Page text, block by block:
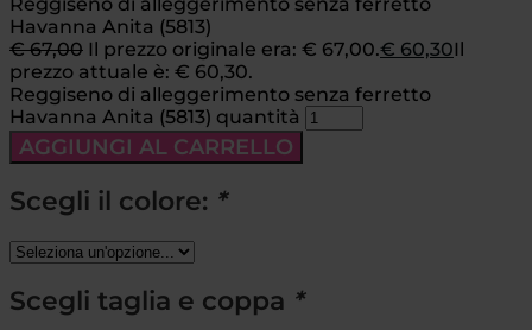
Havanna Anita (5813)
€67,00 Il prezzo originale era: € 67,00.€ 60,30Il
prezzo attuale è: € 60,30.
Reggiseno di alleggerimento senza ferretto
Havanna Anita (5813) quantità
AGGIUNGI AL CARRELLO
Scegli il colore: *
Scegli taglia e coppa *